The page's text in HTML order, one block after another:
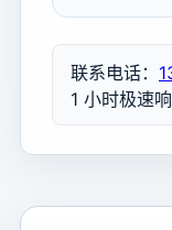
联系电话：
1 小时极速